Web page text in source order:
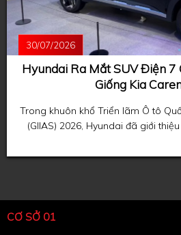
30/07/2026
Hyundai Ra Mắt SUV Điện 7
Giống Kia
Trong khuôn khổ Triển lãm Ô tô
(GIIAS) 2026, Hyundai đã giới
CƠ SỞ 01